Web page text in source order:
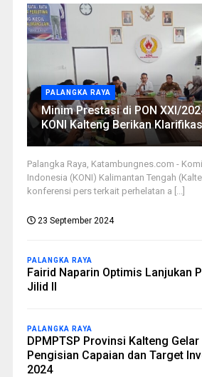
PALANGKA RAYA
Minim Prestasi di PON XXI/
KONI Kalteng Berikan
Palangka Raya, Katambungnes.com -
Indonesia (KONI) Kalimantan Tengah
konferensi pers terkait perhelatan a [...]
23 September 2024
PALANGKA RAYA
Fairid Naparin Optimis Lanjukan
Jilid II
PALANGKA RAYA
DPMPTSP Provinsi Kalteng
Pengisian Capaian dan Target
2024